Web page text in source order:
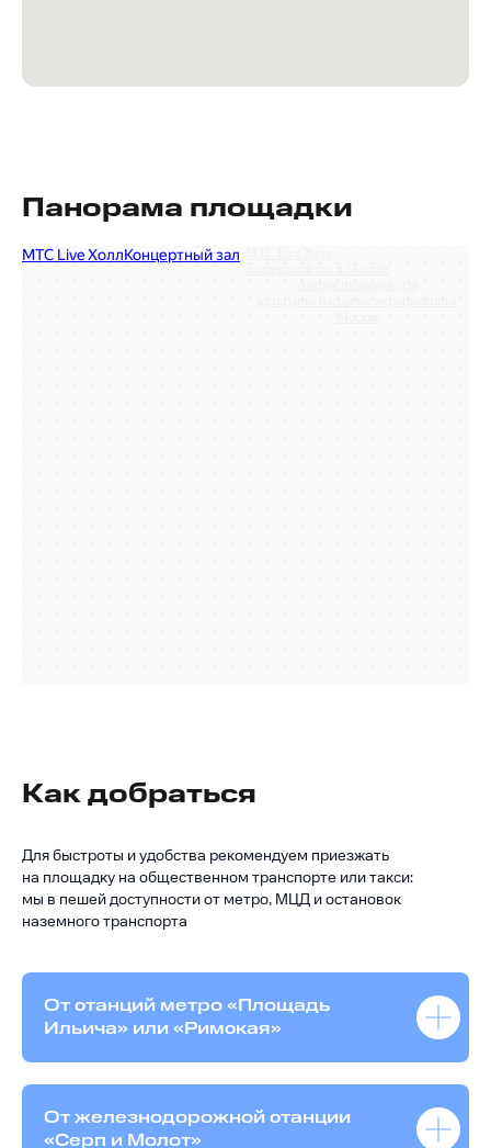
Панорама площадки
Как добраться
Для быстроты и удобства рекомендуем приезжать
на площадку на общественном транспорте или такси:
мы в пешей доступности от метро, МЦД и остановок
наземного транспорта
От станций метро «Площадь
Ильича» или «Римская»
От железнодорожной станции
«Серп и Молот»